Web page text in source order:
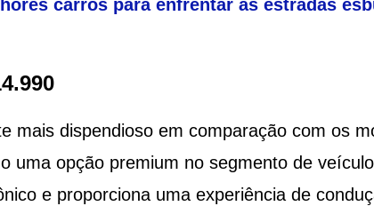
carros para enfrentar as estradas
mais dispendioso em comparação com os
uma opção premium no segmento de
e proporciona uma experiência de